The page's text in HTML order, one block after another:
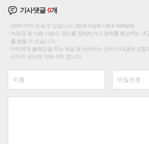
기사댓글0개
200자까지 쓰실 수 있습니다. (현재 0 byte / 최대 400byte)
저작권 등 다른 사람의 권리를 침해하거나 명예를 훼손하는 댓
를 받을 수 있습니다.
타인에게 불쾌감을 주는 욕설 등 비하하는 단어가 내용에 포함
리자의 판단에 의해 삭제 합니다.